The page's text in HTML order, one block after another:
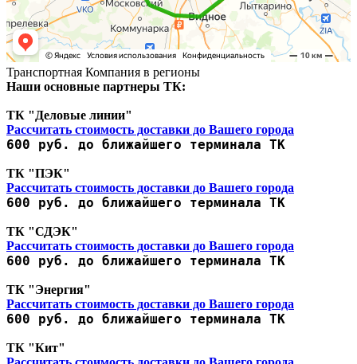
Транспортная Компания в регионы
Наши основные партнеры ТК:
ТК "Деловые линии"
Рассчитать стоимость доставки до Вашего города
600 руб. до ближайшего терминала ТК
ТК "ПЭК"
Рассчитать стоимость доставки до Вашего города
600 руб. до ближайшего терминала ТК
ТК "СДЭК"
Рассчитать стоимость доставки до Вашего города
600 руб. до ближайшего терминала ТК
ТК "Энергия"
Рассчитать стоимость доставки до Вашего города
600 руб. до ближайшего терминала ТК
ТК "Кит"